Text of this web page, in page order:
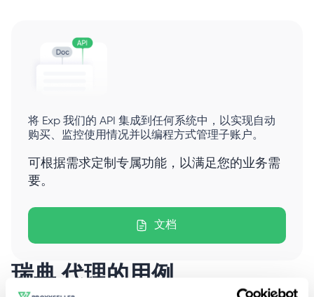
将 Exp 我们的 API 集成到任何系统中，以实现自动
购买、监控使用情况并以编程方式管理子账户。
可根据需求定制专属功能，以满足您的业务需
要。
文档
瑞典 代理的用例